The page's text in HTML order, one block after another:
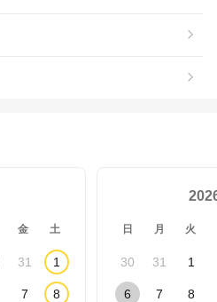
金 土
31 1
7 8
日 月 火
30 31 1
6 7 8